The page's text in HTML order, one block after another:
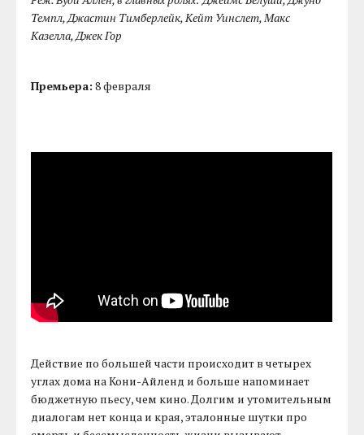
Темпл, Джастин Тимберлейк, Кейт Уинслет, Макс
Казелла, Джек Гор
Премьера: 8 февраля
Действие по большей части происходит в четырех
углах дома на Кони-Айленд и больше напоминает
бюджетную пьесу, чем кино. Долгим и утомительным
диалогам нет конца и края, эталонные шутки про